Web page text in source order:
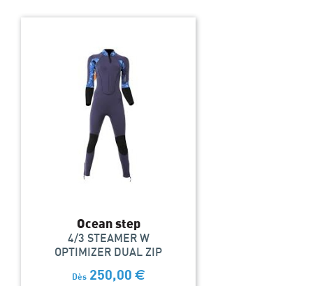
Ocean step
4/3 STEAMER W
OPTIMIZER DUAL ZIP
Dès 250,00 €